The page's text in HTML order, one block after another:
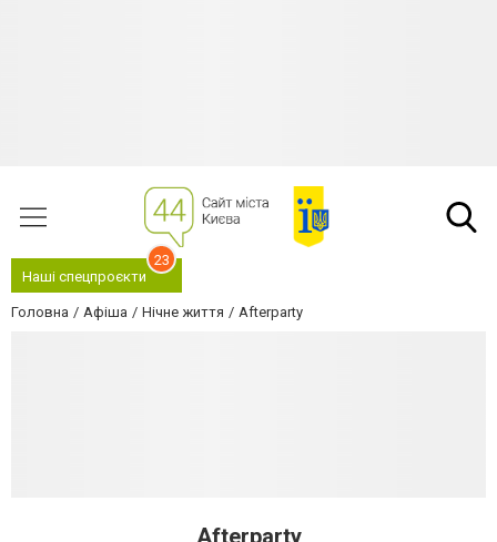
Наші спецпроєкти
23
Головна Афіша Нічне життя Afterparty
Afterparty